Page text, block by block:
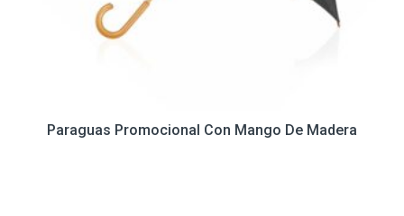
Paraguas Promocional Con Mango De Madera